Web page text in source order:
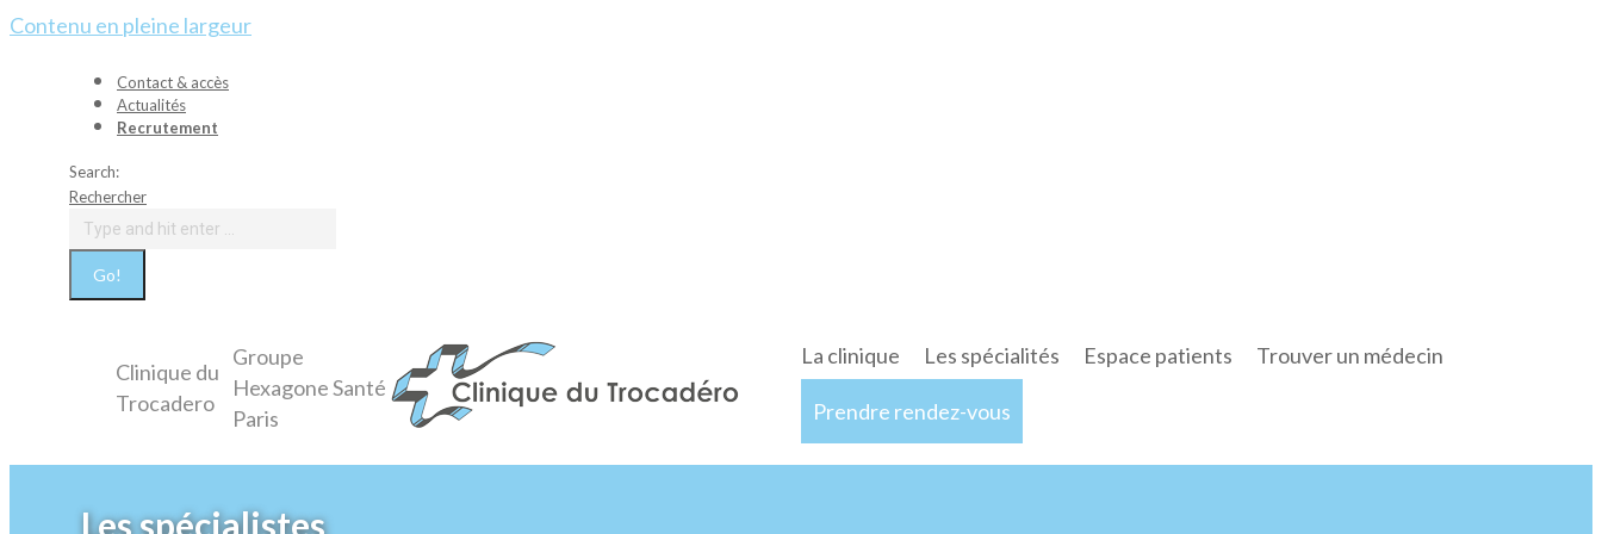
Contenu en pleine largeur
Contact & accès
Actualités
Recrutement
Search:
Rechercher
Clinique du
Trocadero
Groupe
Hexagone Santé
Paris
La clinique Les spécialités Espace patients Trouver un médecin
Prendre rendez-vous
Les spécialistes